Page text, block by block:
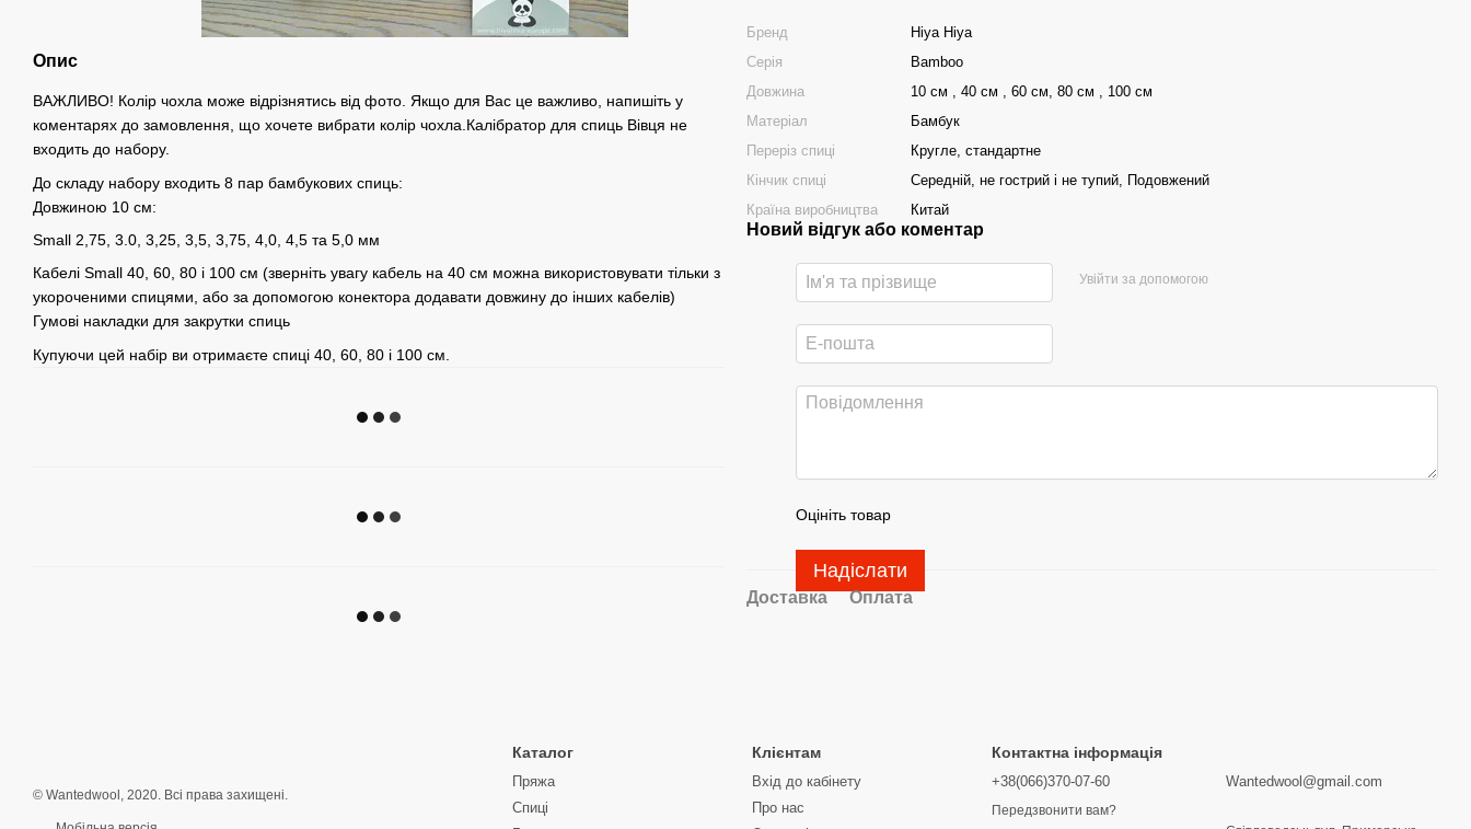
Опис
ВАЖЛИВО! Колір чохла може відрізнятись від фото. Якщо для Вас це важливо, напишіть у
коментарях до замовлення, що хочете вибрати колір чохла.Калібратор для спиць Вівця не
входить до набору.
До складу набору входить 8 пар бамбукових спиць:
Довжиною 10 см:
Small 2,75, 3.0, 3,25, 3,5, 3,75, 4,0, 4,5 та 5,0 мм
Кабелі Small 40, 60, 80 і 100 см (зверніть увагу кабель на 40 см можна використовувати тільки з
укороченими спицями, або за допомогою конектора додавати довжину до інших кабелів)
Гумові накладки для закрутки спиць
Купуючи цей набір ви отримаєте спиці 40, 60, 80 і 100 см.
Бренд
Hiya Hiya
Серія
Bamboo
Довжина
10 см , 40 см , 60 см, 80 см , 100 см
Матеріал
Бамбук
Переріз спиці
Кругле, стандартне
Кінчик спиці
Середній, не гострий і не тупий, Подовжений
Країна виробництва
Китай
Новий відгук або коментар
Увійти за допомогою
Оцініть товар
Надіслати
Доставка Оплата
© Wantedwool, 2020. Всі права захищені.
Каталог
Пряжа
Спиці
Клієнтам
Вхід до кабінету
Про нас
Контактна інформація
+38(066)370-07-60
Передзвонити вам?
Wantedwool@gmail.com